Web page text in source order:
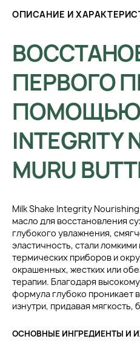
ОПИСАНИЕ И
ПЕРВОГО
ПОМОЩЬЮ
INTEGRITY
MURU
Milk Shake Integrity
масло для восстановления
глубокого увлажнения,
эластичность, стали
термических приборов и
окрашенных, жестких или
терапии. Благодаря
формула глубоко проникает
изнутри, придавая мягкость,
ОСНОВНЫЕ ИНГРЕДИЕНТЫ И